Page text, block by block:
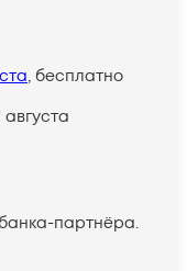
, бесплатно
августа
партнёра.